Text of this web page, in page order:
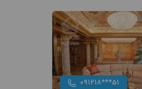
091218***51